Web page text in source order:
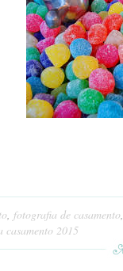
, fotografia de casamento,
casamento 2015